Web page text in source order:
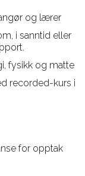
og lærer
i sanntid eller
fysikk og matte
recorded-kurs i
for opptak